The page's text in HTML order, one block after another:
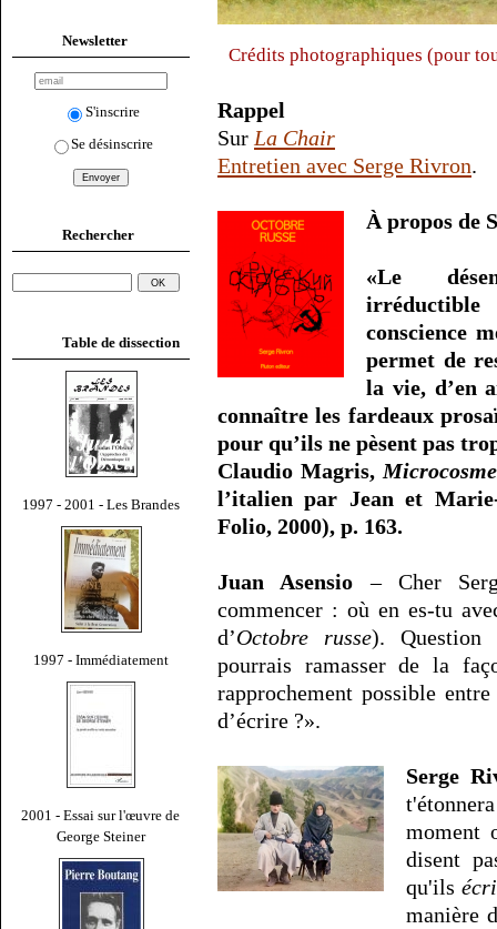
Newsletter
S'inscrire
Se désinscrire
Rechercher
Table de dissection
1997 - 2001 - Les Brandes
1997 - Immédiatement
2001 - Essai sur l'œuvre de
George Steiner
Crédits photographiques (pour
Rappel
Sur La Chair
Entretien avec Serge Rivron.
À propos de
«Le
conscience
permet de
la vie, d’en
connaître les fardeaux
pour qu’ils ne pèsent pas
Claudio Magris,
l’italien par Jean et
Folio, 2000), p. 163.
Juan Asensio – Cher
commencer : où en es-tu
d’Octobre russe). Question
pourrais ramasser de la
rapprochement possible
d’écrire ?».
Serge
moment
disent
qu'ils
manière